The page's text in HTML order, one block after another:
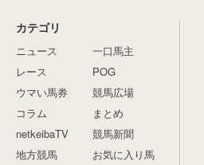
カテゴリ
ニュース
レース
ウマい馬券
コラム
netkeibaTV
地方競馬
一口馬主
POG
競馬広場
まとめ
競馬新聞
お気に入り馬